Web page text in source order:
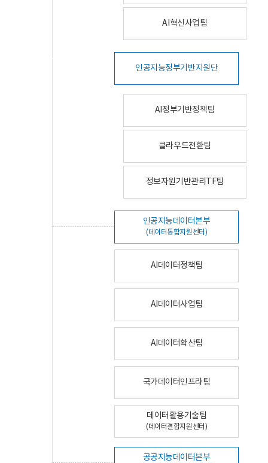
AI혁신사업팀
인공지능정부기반지원단
AI정부기반정책팀
클라우드전환팀
정보자원기반관리TF팀
인공지능데이터본부
(데이터통합지원센터)
AI데이터정책팀
AI데이터사업팀
AI데이터확산팀
국가데이터인프라팀
데이터활용기술팀
(데이터결합지원센터)
공공지능데이터본부